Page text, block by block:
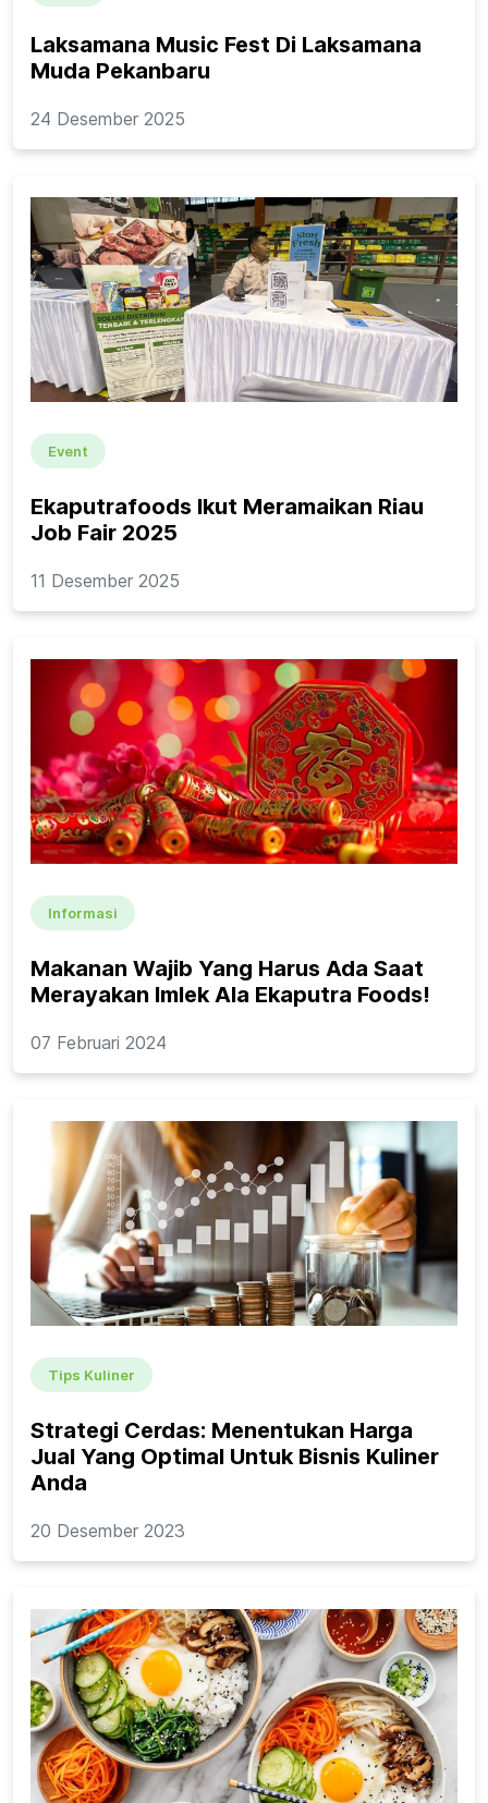
Laksamana Music Fest Di Laksamana
Muda Pekanbaru
24 Desember 2025
Event
Ekaputrafoods Ikut Meramaikan Riau
Job Fair 2025
11 Desember 2025
Informasi
Makanan Wajib Yang Harus Ada Saat
Merayakan Imlek Ala Ekaputra Foods!
07 Februari 2024
Tips Kuliner
Strategi Cerdas: Menentukan Harga
Jual Yang Optimal Untuk Bisnis Kuliner
Anda
20 Desember 2023